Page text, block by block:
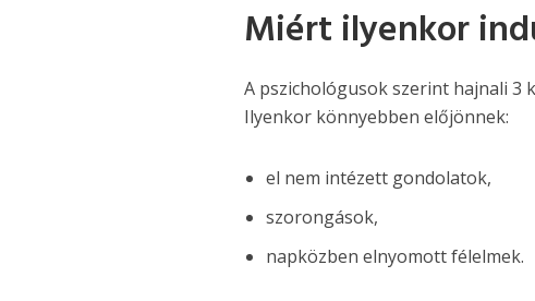
Miért ilyenkor
A pszichológusok szerint hajnali 3
Ilyenkor könnyebben előjönnek:
el nem intézett gondolatok,
szorongások,
napközben elnyomott félelmek.